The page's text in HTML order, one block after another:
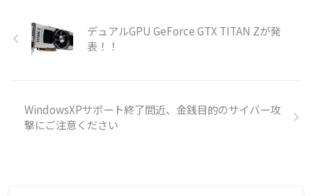
デュアルGPU GeForce GTX TITAN Zが発
表！！
WindowsXPサポート終了間近、金銭目的のサイバー攻
撃にご注意ください